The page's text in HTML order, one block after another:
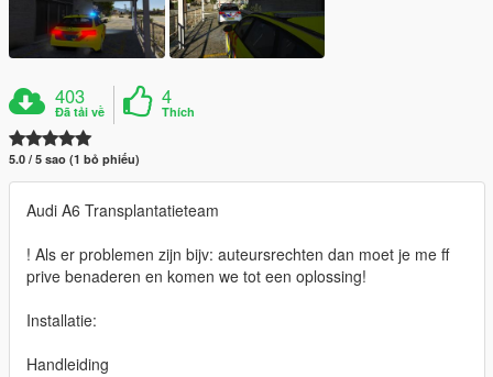
403
Đã tải về
4
Thích
5.0 / 5 sao (1 bỏ phiếu)
Audi A6 Transplantatieteam
! Als er problemen zijn bijv: auteursrechten dan moet je me ff
prive benaderen en komen we tot een oplossing!
Installatie:
Handleiding